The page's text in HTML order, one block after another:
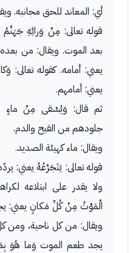
أي: المعاند للحق مجانبه.
قوله تعالى: مِنْ وَرائِهِ
بعد الموت. ويقال: من
يعني: أمامهم.
ثم قال: وَيُسْقى مِنْ ماءٍ
جلودهم من القيح والدم.
ويقال: ماء كهيئة الصديد.
قوله تعالى: يَتَجَرَّعُهُ يعني:
ولا يقدر على ابتلاعه
الْمَوْتُ مِنْ كُلِّ مَكانٍ
ويقال: من كل ناحية،
يجد طعم الموت وَما هُوَ